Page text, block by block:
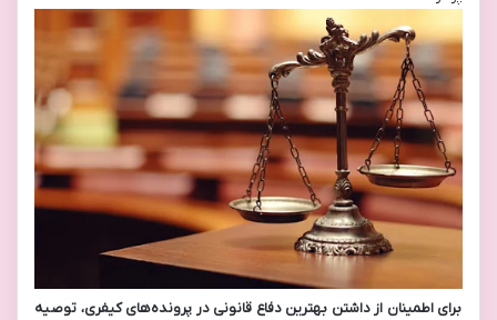
برای اطمینان از داشتن بهترین دفاع قانونی در پرونده‌های کیفری، توصیه